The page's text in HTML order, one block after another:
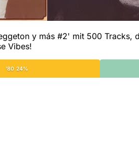
y más #2' mit 500
Vibes!
'80 24%